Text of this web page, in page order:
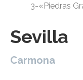
3-«Piedras
Sevilla
Carmona